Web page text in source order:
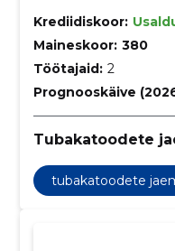
Krediidiskoor:
Maineskoor: 380
Töötajaid: 2
Prognooskäive
Tubakatoodete
tubakatoodete